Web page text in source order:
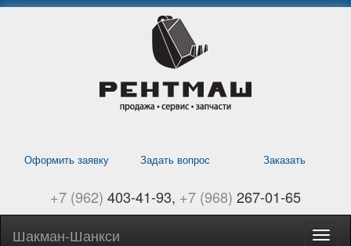
Оформить заявку Задать вопрос Заказать
+7 (962) 403-41-93 +7 (968) 267-01-65
Шакман-Шанкси